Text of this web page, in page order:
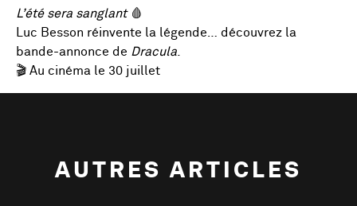
L’été sera sanglant🩸
Luc Besson réinvente la légende… découvrez la
bande-annonce de Dracula
🎬 Au cinéma le 30 juillet
AUTRES ARTICLES